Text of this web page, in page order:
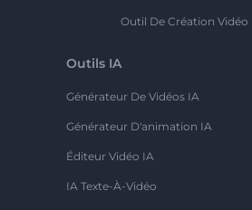
Outil De Création Vidéo
Outils IA
Générateur De Vidéos IA
Générateur D'animation IA
Éditeur Vidéo IA
IA Texte-À-Vidéo